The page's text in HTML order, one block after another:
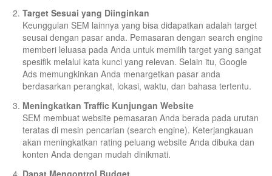
Target Sesuai yang Diinginkan
Keunggulan SEM lainnya yang bisa didapatkan adalah target
seusai dengan pasar anda. Pemasaran dengan search engine
memberi leluasa pada Anda untuk memilih target yang sangat
spesifik melalui kata kunci yang relevan. Selain itu, Google
Ads memungkinkan Anda menargetkan pasar anda
berdasarkan perangkat, lokasi, waktu, dan bahasa tertentu.
Meningkatkan Traffic Kunjungan Website
SEM membuat website pemasaran Anda berada pada urutan
teratas di mesin pencarian (search engine). Keterjangkauan
akan meningkatkan rating peluang website Anda dibuka dan
konten Anda dengan mudah dinikmati.
Dapat Mengontrol Budget